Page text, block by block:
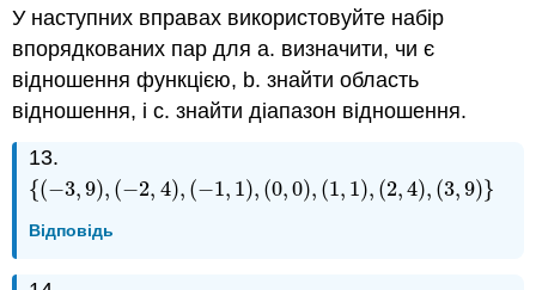
У наступних вправах використовуйте набір
впорядкованих пар для a. визначити, чи є
відношення функцією, b. знайти область
відношення, і c. знайти діапазон відношення.
13.
{(−3, 9), (−2, 4), (−1, 1), (0,0), (1, 1), (2,4), (3,9)}
{(−3,9),(−2,4) ,(−1,1),( 0,0 ),(1,1) ,(2 ,4), (3, 9)}
Відповідь